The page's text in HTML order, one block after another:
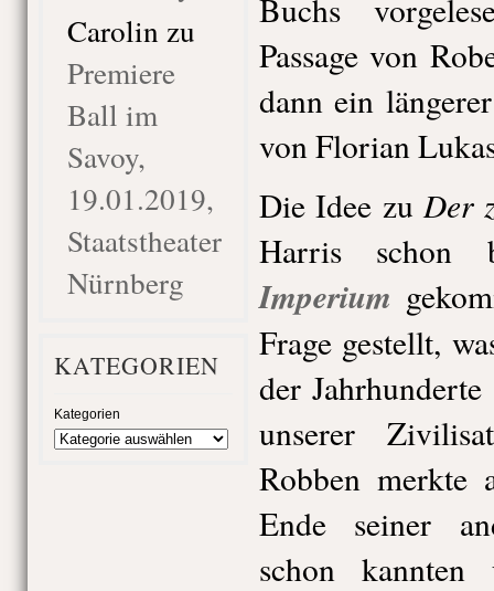
Carolin zu
Premiere
Ball im
Savoy,
19.01.2019,
Staatstheater
Nürnberg
KATEGORIEN
Kategorien
Buchs
Passage von
dann ein
von Florian
Die Idee zuDer
Harris schon
Imperium
Frage gestellt,
der
unserer
Robben merkte
Ende seiner
schon